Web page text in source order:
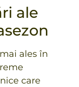
ale
ales în
care